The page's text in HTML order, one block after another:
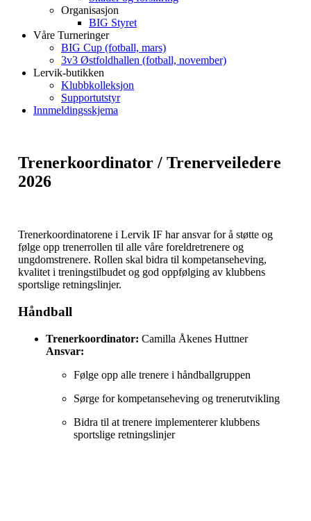
Organisasjon
BIG Styret
Våre Turneringer
BIG Cup (fotball, mars)
3v3 Østfoldhallen (fotball, november)
Lervik-butikken
Klubbkolleksjon
Supportutstyr
Innmeldingsskjema
Trenerkoordinator / Trenerveiledere
2026
Trenerkoordinatorene i Lervik IF har ansvar for å støtte og
følge opp trenerrollen til alle våre foreldretrenere og
ungdomstrenere. Rollen skal bidra til kompetanseheving,
kvalitet i treningstilbudet og god oppfølging av klubbens
sportslige retningslinjer.
Håndball
Trenerkoordinator: Camilla Åkenes Huttner
Ansvar:
Følge opp alle trenere i håndballgruppen
Sørge for kompetanseheving og trenerutvikling
Bidra til at trenere implementerer klubbens
sportslige retningslinjer